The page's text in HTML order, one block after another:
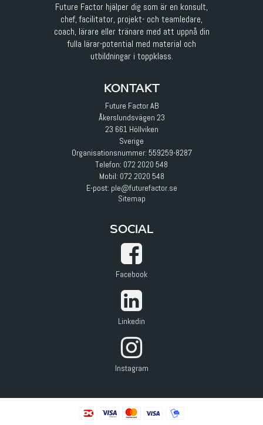
Future Factor hjälper dig som är en konsult,
chef, facilitator, projekt- och teamledare,
coach, lärare eller tränare med att uppnå din
fulla lärar-potential med material och
utbildningar i toppklass.
KONTAKT
Future Factor AB
Åkerslundsvägen 23
23 661 Höllviken
Sverige
Organisationsnummer: 559259-8287
Telefon: 072 2020 548
Mobil: 072 2020 548
E-post: ple@futurefactor.se
Sitemap
SOCIAL
Facebook
Linkedin
Instagram